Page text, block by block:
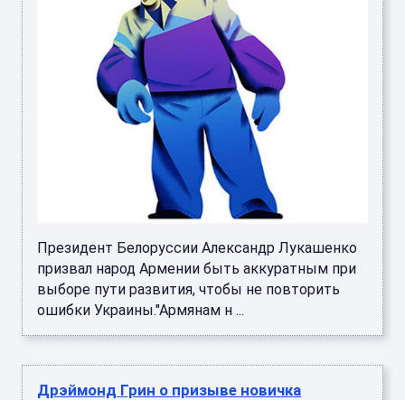
Президент Белоруссии Александр Лукашенко
призвал народ Армении быть аккуратным при
выборе пути развития, чтобы не повторить
ошибки Украины."Армянам н ...
Дрэймонд Грин о призыве новичка